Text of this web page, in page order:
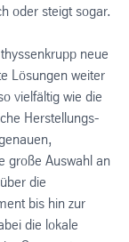
oder steigt sogar.
neue
Lösungen weiter
vielfältig wie die
Herstellungs-
große Auswahl an
die
bis hin zur
die lokale